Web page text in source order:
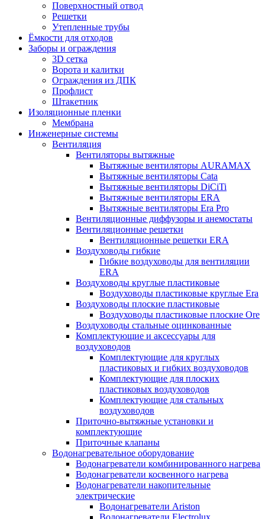
Поверхностный отвод
Решетки
Утепленные трубы
Ёмкости для отходов
Заборы и ограждения
3D сетка
Ворота и калитки
Ограждения из ДПК
Профлист
Штакетник
Изоляционные пленки
Мембрана
Инженерные системы
Вентиляция
Вентиляторы вытяжные
Вытяжные вентиляторы AURAMAX
Вытяжные вентиляторы Cata
Вытяжные вентиляторы DiCiTi
Вытяжные вентиляторы ERA
Вытяжные вентиляторы Era Pro
Вентиляционные диффузоры и анемостаты
Вентиляционные решетки
Вентиляционные решетки ERA
Воздуховоды гибкие
Гибкие воздуховоды для вентиляции
ERA
Воздуховоды круглые пластиковые
Воздуховоды пластиковые круглые Era
Воздуховоды плоские пластиковые
Воздуховоды пластиковые плоские Ore
Воздуховоды стальные оцинкованные
Комплектующие и аксессуары для
воздуховодов
Комплектующие для круглых
пластиковых и гибких воздуховодов
Комплектующие для плоских
пластиковых воздуховодов
Комплектующие для стальных
воздуховодов
Приточно-вытяжные установки и
комплектующие
Приточные клапаны
Водонагревательное оборудование
Водонагреватели комбинированного нагрева
Водонагреватели косвенного нагрева
Водонагреватели накопительные
электрические
Водонагреватели Ariston